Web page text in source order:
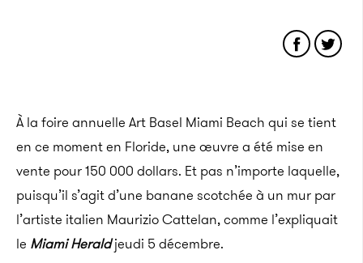
À la foire annuelle Art Basel Miami Beach qui se tient
en ce moment en Floride, une œuvre a été mise en
vente pour 150 000 dollars. Et pas n’importe laquelle,
puisqu’il s’agit d’une banane scotchée à un mur par
l’artiste italien Maurizio Cattelan, comme l’expliquait
le Miami Heraldjeudi 5 décembre.